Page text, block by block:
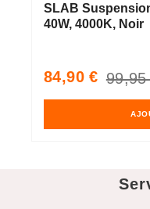
SLAB
40W, 4000K, Noir
Prix
soldé
84,90 € Prix